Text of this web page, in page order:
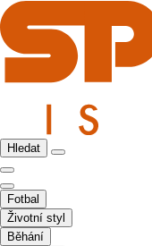
Hledat
Fotbal
Životní styl
Běhání